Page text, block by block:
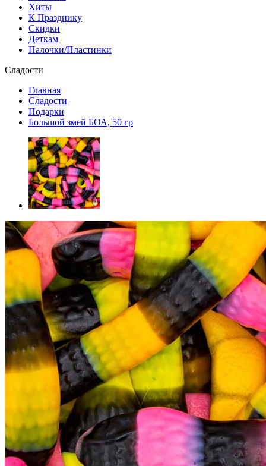
Хиты
К Празднику
Скидки
Деткам
Палочки/Пластинки
Сладости
Главная
Сладости
Подарки
Большой змей БОА, 50 гр